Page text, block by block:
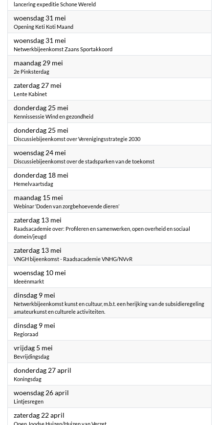
lancering expeditie Schone Wereld
woensdag 31 mei
Opening Keti Koti Maand
woensdag 31 mei
Netwerkbijeenkomst Zaans Sportakkoord
maandag 29 mei
2e Pinksterdag
zaterdag 27 mei
Lente Kabinet
donderdag 25 mei
Kennissessie Wind en gezondheid
donderdag 25 mei
Discussiebijeenkomst over Verenigingsstrategie 2030
woensdag 24 mei
Discussiebijeenkomst over de stadsparken van de toekomst
donderdag 18 mei
Hemelvaartsdag
maandag 15 mei
Webinar ‘Doden van zorgbehoevende dieren’
zaterdag 13 mei
Raadsacademie over: Profileren en samenwerken, open overheid en sociaal
domein/jeugd
zaterdag 13 mei
VNGH bijeenkomst - Raadsacademie VNHG/NVvR
woensdag 10 mei
Ideeënmarkt
dinsdag 9 mei
Netwerkbijeenkomst kunst en cultuur, m.b.t. een herijking van de subsidieregeling
amateurkunst en culturele activiteiten.
dinsdag 9 mei
Regioraad
vrijdag 5 mei
Bevrijdingsdag
donderdag 27 april
Koningsdag
woensdag 26 april
Lintjesregen
zaterdag 22 april